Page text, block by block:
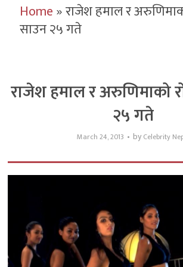
Home»राजेश हमाल र
साउन २५ गते
राजेश हमाल र अरुणिमाको
२५ गते
March 24, 2013 by Celebrity